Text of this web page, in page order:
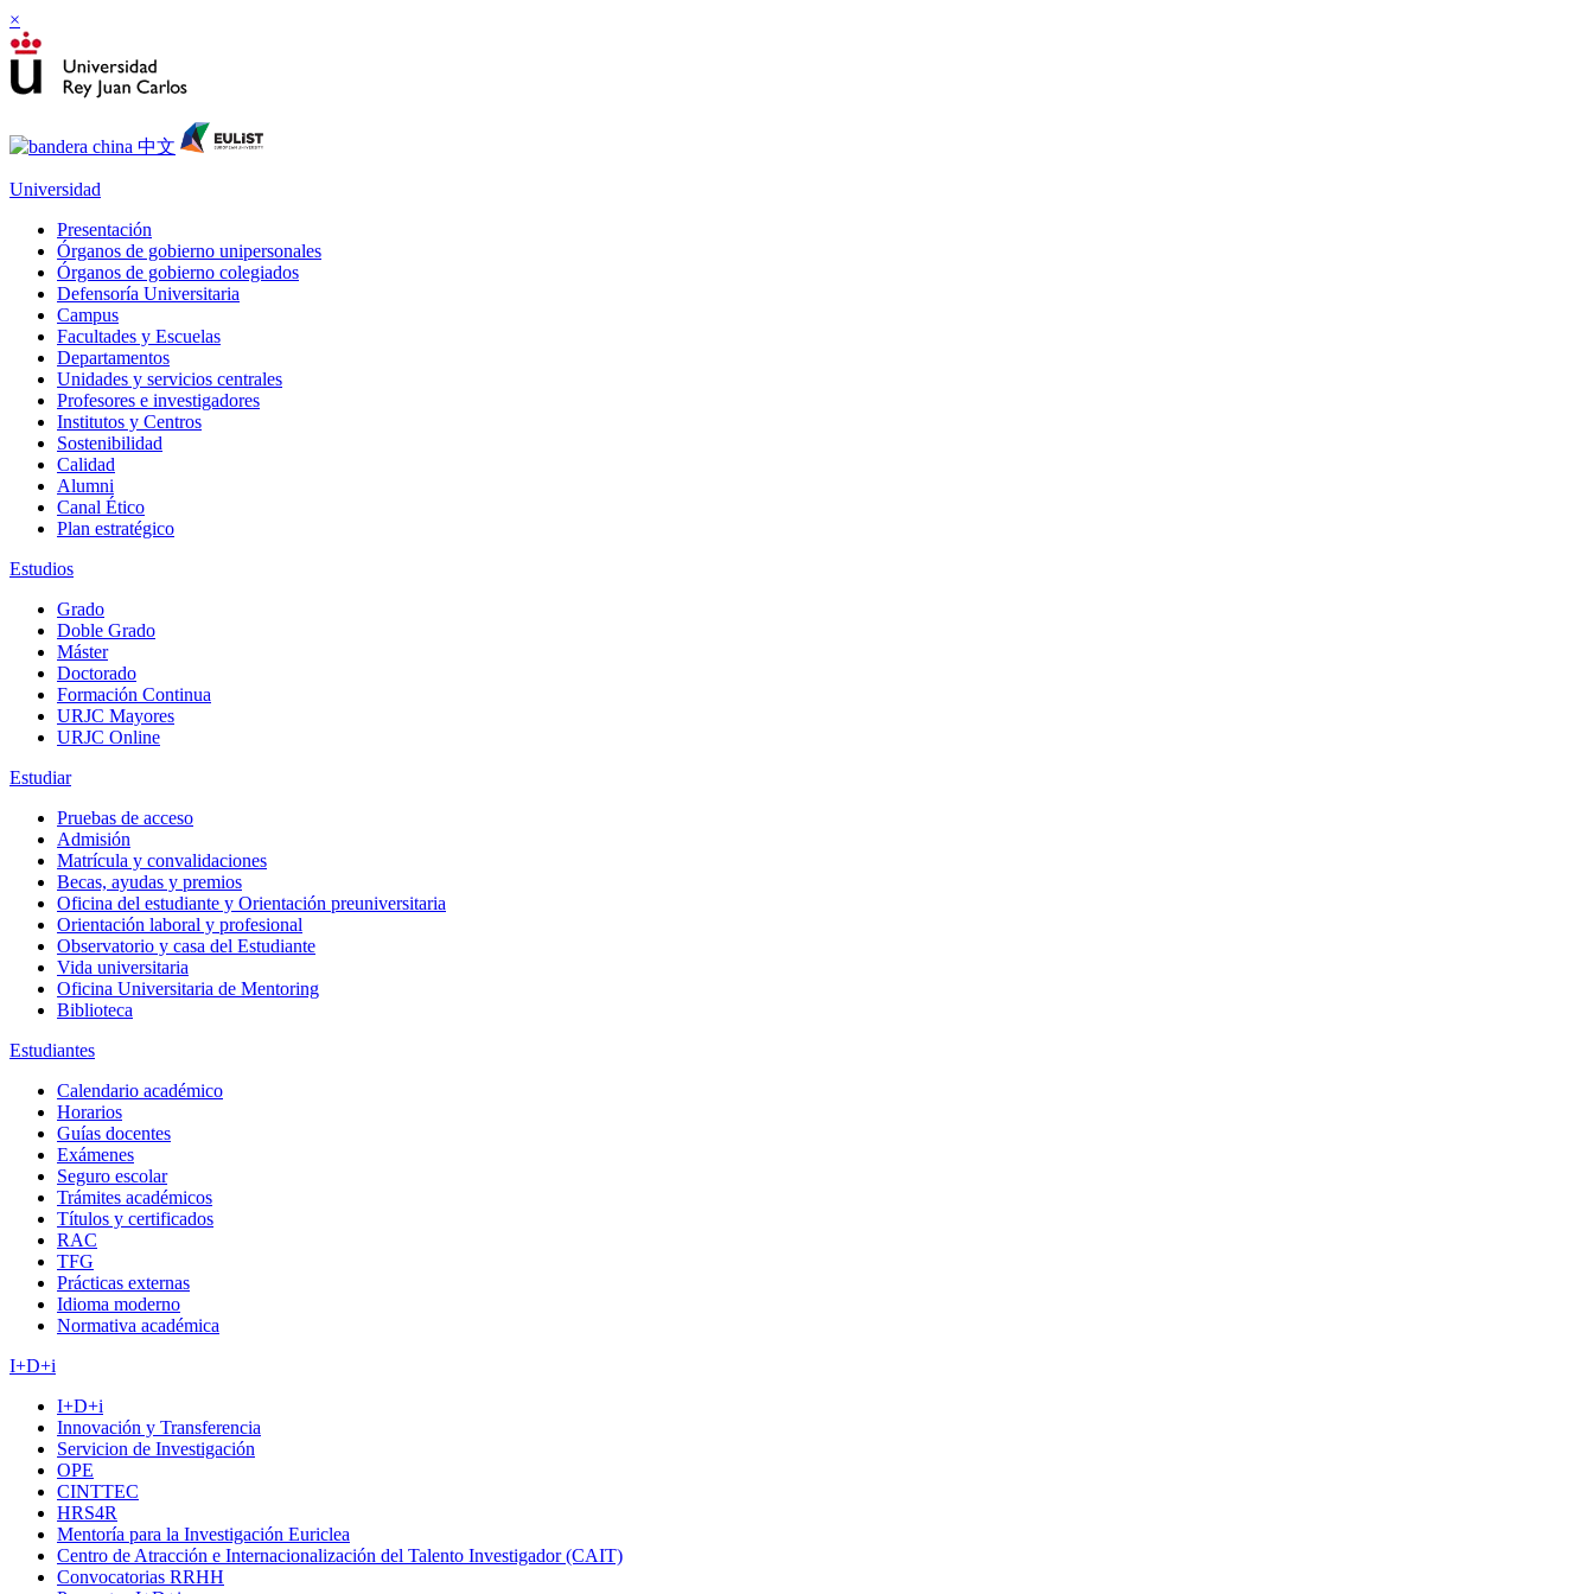
×
Universidad
Presentación
Órganos de gobierno unipersonales
Órganos de gobierno colegiados
Defensoría Universitaria
Campus
Facultades y Escuelas
Departamentos
Unidades y servicios centrales
Profesores e investigadores
Institutos y Centros
Sostenibilidad
Calidad
Alumni
Canal Ético
Plan estratégico
Estudios
Grado
Doble Grado
Máster
Doctorado
Formación Continua
URJC Mayores
URJC Online
Estudiar
Pruebas de acceso
Admisión
Matrícula y convalidaciones
Becas, ayudas y premios
Oficina del estudiante y Orientación preuniversitaria
Orientación laboral y profesional
Observatorio y casa del Estudiante
Vida universitaria
Oficina Universitaria de Mentoring
Biblioteca
Estudiantes
Calendario académico
Horarios
Guías docentes
Exámenes
Seguro escolar
Trámites académicos
Títulos y certificados
RAC
TFG
Prácticas externas
Idioma moderno
Normativa académica
I+D+i
I+D+i
Innovación y Transferencia
Servicion de Investigación
OPE
CINTTEC
HRS4R
Mentoría para la Investigación Euriclea
Centro de Atracción e Internacionalización del Talento Investigador (CAIT)
Convocatorias RRHH